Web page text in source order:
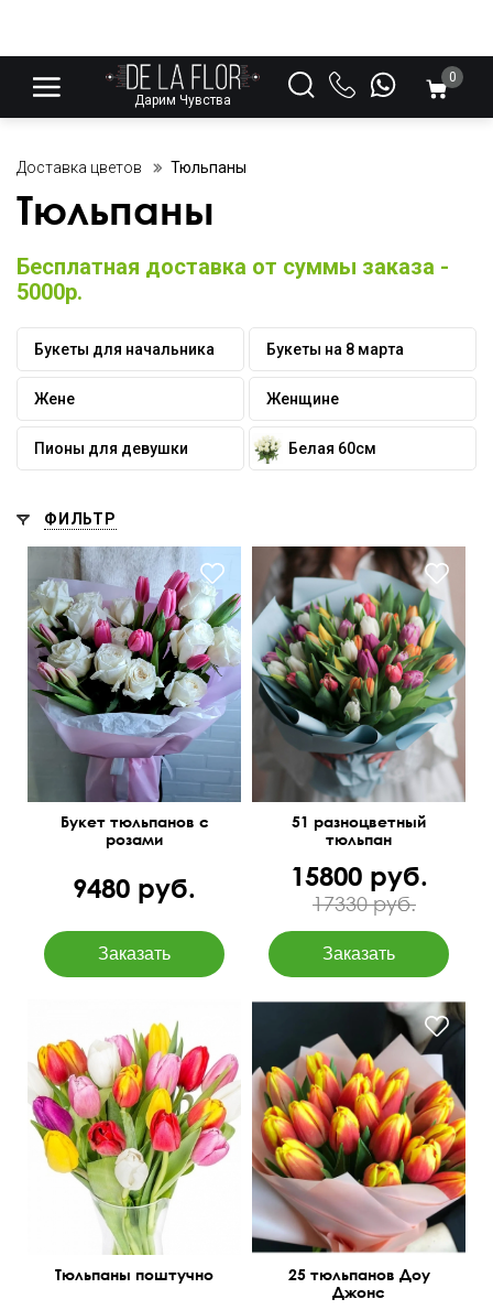
Дарим Чувства
0
Доставка цветов Тюльпаны
Тюльпаны
Бесплатная доставка от суммы заказа -
5000р.
Букеты для начальника Букеты на 8 марта
Жене Женщине
Пионы для девушки Белая 60см
ФИЛЬТР
50 см 40 см
Букет тюльпанов с
розами
9480 руб.
45 см 45 см
51 разноцветный
тюльпан
15800 руб.
17330 руб.
Цвет по важему желанию
Тюльпаны поштучно
Тюльпан красного
оттенка с желтой каймой
25 тюльпанов Доу
Джонс